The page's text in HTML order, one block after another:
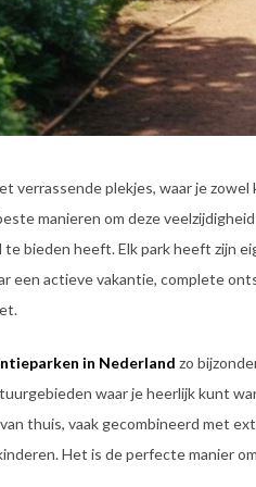
verrassende plekjes, waar je
manieren om deze
bieden heeft. Elk park heeft zijn
een actieve vakantie, complete
in Nederland zo
waar je heerlijk kunt
thuis, vaak gecombineerd met
Het is de perfecte manier